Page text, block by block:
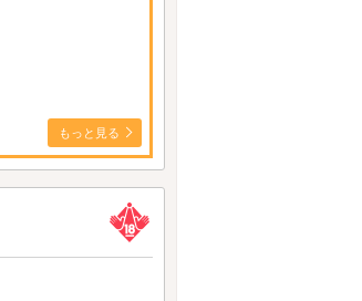
もっと見る